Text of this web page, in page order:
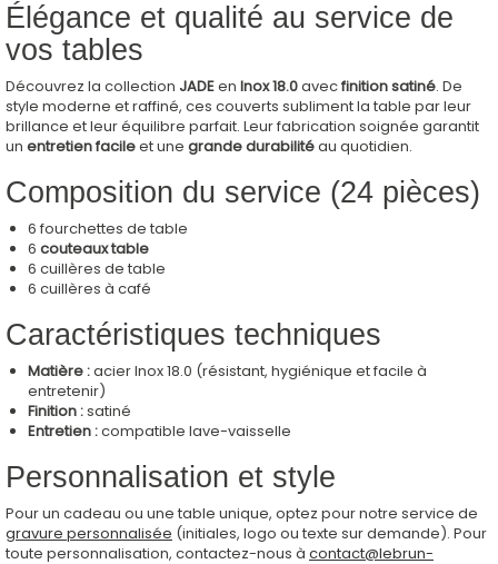
Élégance et qualité au service de
vos tables
Découvrez la collection JADEen Inox 18.0avecfinition satiné. De
style moderne et raffiné, ces couverts subliment la table par leur
brillance et leur équilibre parfait. Leur fabrication soignée garantit
un entretien facileet une grande durabilitéau quotidien.
Composition du service (24 pièces)
6 fourchettes de table
6 couteaux table
6 cuillères de table
6 cuillères à café
Caractéristiques techniques
Matière :acier Inox 18.0 (résistant, hygiénique et facile à
entretenir)
Finition :satiné
Entretien :compatible lave-vaisselle
Personnalisation et style
Pour un cadeau ou une table unique, optez pour notre service de
gravure personnalisée (initiales, logo ou texte sur demande). Pour
toute personnalisation, contactez-nous à contact@lebrun-